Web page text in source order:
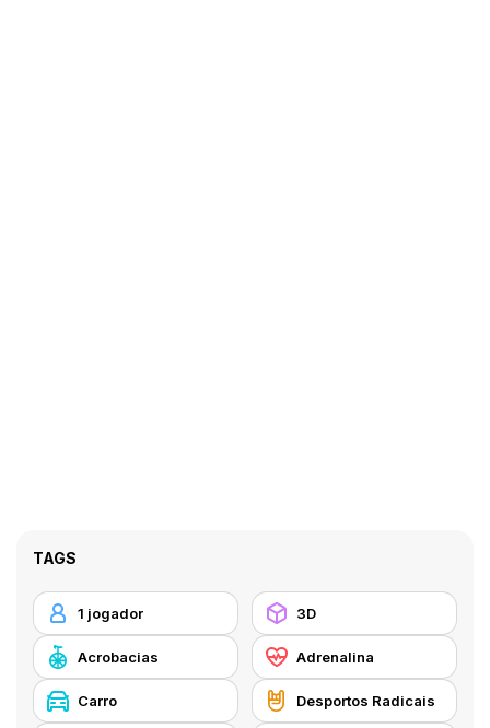
TAGS
1 jogador 3D
Acrobacias Adrenalina
Carro Desportos Radicais